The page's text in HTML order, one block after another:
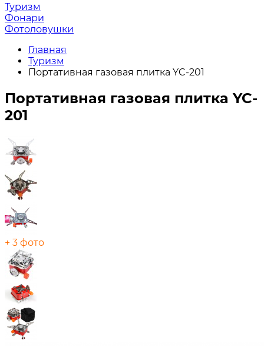
Туризм
Фонари
Фотоловушки
Главная
Туризм
Портативная газовая плитка YC-201
Портативная газовая плитка YC-
201
+ 3 фото